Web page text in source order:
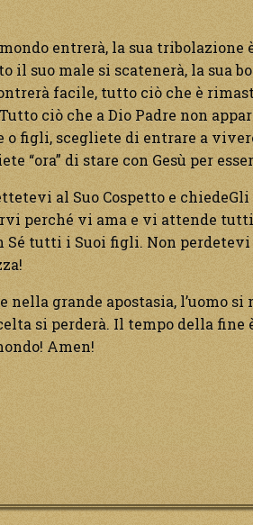
entrerà, la sua tribolazione
il suo male si scatenerà, la sua
facile, tutto ciò che è
ciò che a Dio Padre non
o figli, scegliete di entrare a
“ora” di stare con Gesù per
al Suo Cospetto e chiedeGli
perché vi ama e vi attende
Sé tutti i Suoi figli. Non
nella grande apostasia, l’uomo
si perderà. Il tempo della fine
Amen!